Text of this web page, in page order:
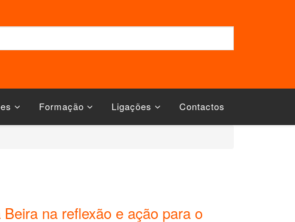
Formação Ligações Contactos
na reflexão e ação para o